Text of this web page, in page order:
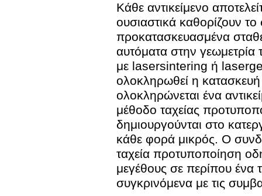
Κάθε αντικείμενο
ουσιαστικά καθορίζουν
προκατασκευασμένα
αυτόματα στην γεωμετρία
με lasersintering ή
ολοκληρωθεί η
ολοκληρώνεται ένα
μέθοδο ταχείας
δημιουργούνται στο
κάθε φορά μικρός. Ο
ταχεία προτυποποίηση
μεγέθους σε περίπου ένα
συγκρινόμενα με τις